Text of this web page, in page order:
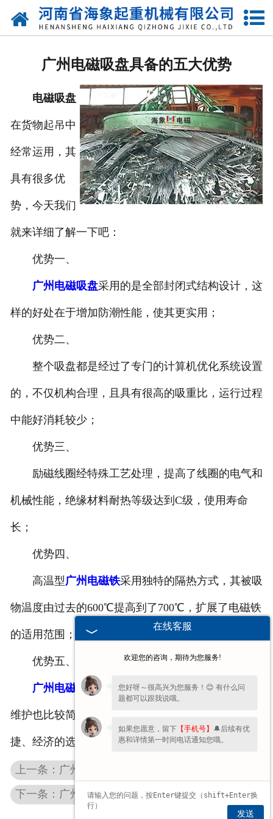
网站首页
新闻动态
资质荣誉
厂区一角
案例展示
广州电磁吸盘具备的五大优势
电磁吸盘
在货物起吊中
经常运用，其
具有很多优
势，今天我们
就来详细了解一下吧：
优势一、
广州电磁吸盘采用的是全部封闭式结构设计，这
样的好处在于增加防潮性能，使其更实用；
优势二、
整个吸盘都是经过了专门的计算机优化系统设置
的，不仅机构合理，且具有很高的吸重比，运行过程
中能好消耗较少；
优势三、
励磁线圈经特殊工艺处理，提高了线圈的电气和
机械性能，绝缘材料耐热等级达到C级，使用寿命
长；
优势四、
高温型广州电磁铁采用独特的隔热方式，其被吸
物温度由过去的600℃提高到了700℃，扩展了电磁铁
的适用范围；
优势五、
广州电磁吸盘的安装非常简单，运行可靠，后期
维护也比较简单易行，对于用户来说绝对是一款很便
捷、经济的选择。
上一条：广州圆形电磁吸盘在很多行业中广泛应用
下一条：广州起重电磁吸盘厂家要提升市场竞争力
在线客服
欢迎您的咨询，期待为您服务!
您好呀～很高兴为您服务！😊 有什么问
题都可以跟我说哦。
如果您愿意，留下 【手机号】 🔔后续有优
惠和详情第一时间电话通知您哦。
发送